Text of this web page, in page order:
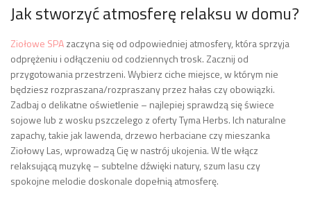
Jak stworzyć atmosferę relaksu w domu?
Ziołowe SPAzaczyna się od odpowiedniej atmosfery, która sprzyja
odprężeniu i odłączeniu od codziennych trosk. Zacznij od
przygotowania przestrzeni. Wybierz ciche miejsce, w którym nie
będziesz rozpraszana/rozpraszany przez hałas czy obowiązki.
Zadbaj o delikatne oświetlenie – najlepiej sprawdzą się świece
sojowe lub z wosku pszczelego z oferty Tyma Herbs. Ich naturalne
zapachy, takie jak lawenda, drzewo herbaciane czy mieszanka
Ziołowy Las, wprowadzą Cię w nastrój ukojenia. W tle włącz
relaksującą muzykę – subtelne dźwięki natury, szum lasu czy
spokojne melodie doskonale dopełnią atmosferę.